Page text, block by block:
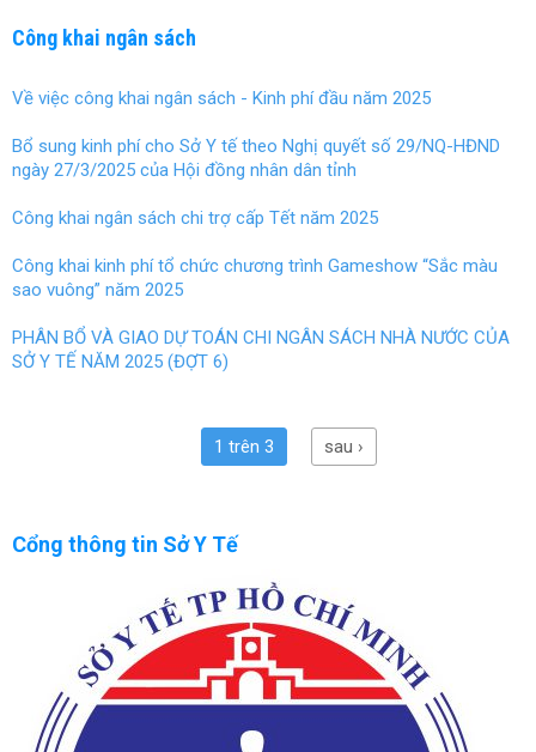
Công khai ngân sách
Về việc công khai ngân sách - Kinh phí đầu năm 2025
Bổ sung kinh phí cho Sở Y tế theo Nghị quyết số 29/NQ-HĐND
ngày 27/3/2025 của Hội đồng nhân dân tỉnh
Công khai ngân sách chi trợ cấp Tết năm 2025
Công khai kinh phí tổ chức chương trình Gameshow “Sắc màu
sao vuông” năm 2025
PHÂN BỔ VÀ GIAO DỰ TOÁN CHI NGÂN SÁCH NHÀ NƯỚC CỦA
SỞ Y TẾ NĂM 2025 (ĐỢT 6)
1 trên 3 sau ›
Cổng thông tin Sở Y Tế